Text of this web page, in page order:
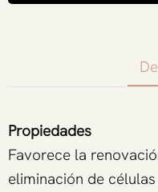
Propiedades
Favorece la
eliminación de